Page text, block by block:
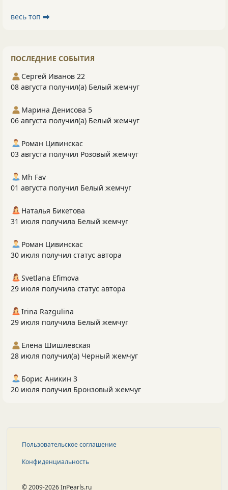
весь топ ⮕
ПОСЛЕДНИЕ СОБЫТИЯ
Сергей Иванов 22
08 августа получил(а) Белый жемчуг
Марина Денисова 5
06 августа получил(а) Белый жемчуг
Роман Цивинскас
03 августа получил Розовый жемчуг
Mh Fav
01 августа получил Белый жемчуг
Наталья Бикетова
31 июля получила Белый жемчуг
Роман Цивинскас
30 июля получил статус автора
Svetlana Efimova
29 июля получила статус автора
Irina Razgulina
29 июля получила Белый жемчуг
Елена Шишлевская
28 июля получил(а) Черный жемчуг
Борис Аникин 3
20 июля получил Бронзовый жемчуг
Пользовательское соглашение
Конфиденциальность
© 2009-2026 InPearls.ru